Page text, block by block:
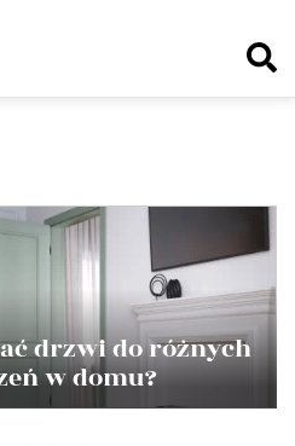
drzwi do różnych
w domu?